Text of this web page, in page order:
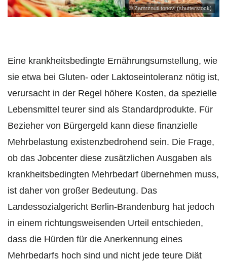
© Zamrznuti tonovi (shutterstock)
Eine krankheitsbedingte Ernährungsumstellung, wie
sie etwa bei Gluten- oder Laktoseintoleranz nötig ist,
verursacht in der Regel höhere Kosten, da spezielle
Lebensmittel teurer sind als Standardprodukte. Für
Bezieher von Bürgergeld kann diese finanzielle
Mehrbelastung existenzbedrohend sein. Die Frage,
ob das Jobcenter diese zusätzlichen Ausgaben als
krankheitsbedingten Mehrbedarf übernehmen muss,
ist daher von großer Bedeutung. Das
Landessozialgericht Berlin-Brandenburg hat jedoch
in einem richtungsweisenden Urteil entschieden,
dass die Hürden für die Anerkennung eines
Mehrbedarfs hoch sind und nicht jede teure Diät